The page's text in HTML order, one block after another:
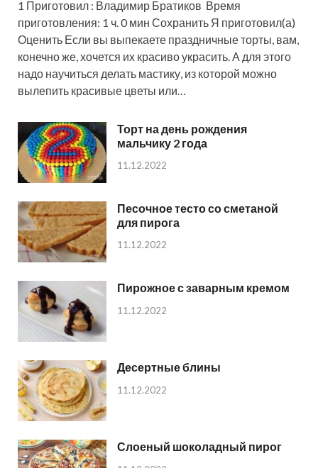
1 Приготовил : Владимир Братиков Время
приготовления: 1 ч. 0 мин Сохранить Я приготовил(а)
Оценить Если вы выпекаете праздничные торты, вам,
конечно же, хочется их красиво украсить. А для этого
надо научиться делать мастику, из которой можно
вылепить красивые цветы или…
Торт на день рождения
мальчику 2 года
11.12.2022
Песочное тесто со сметаной
для пирога
11.12.2022
Пирожное с заварным кремом
11.12.2022
Десертные блины
11.12.2022
Слоеный шоколадный пирог